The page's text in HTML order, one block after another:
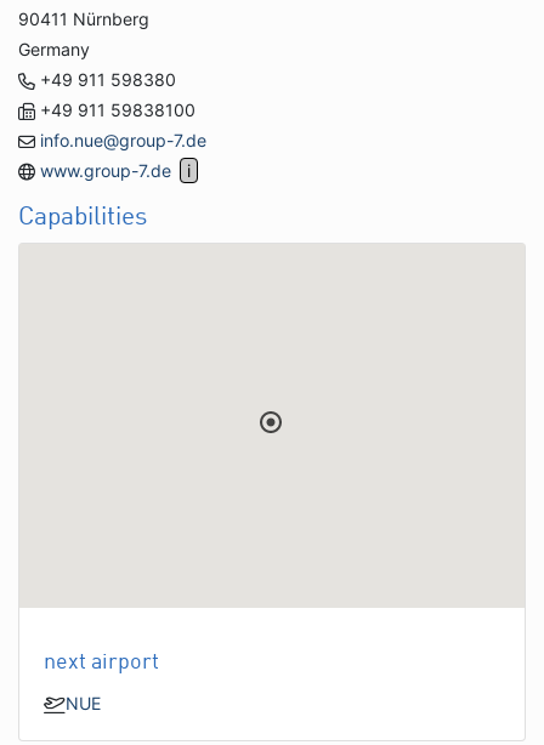
90411 Nürnberg
Germany
+49 911 598380
+49 911 59838100
info.nue@group-7.de
www.group-7.de
Capabilities
next airport
NUE